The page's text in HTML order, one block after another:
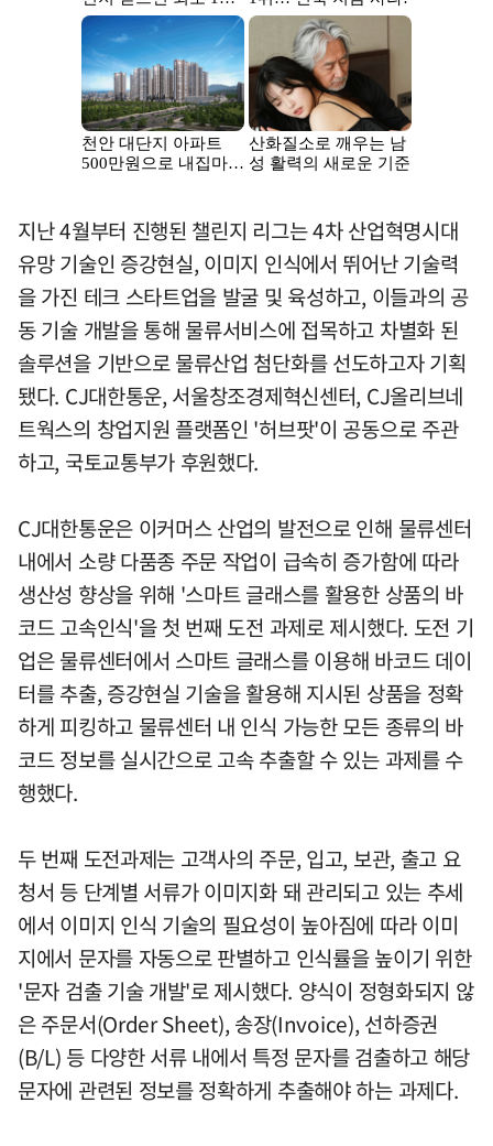
지난 4월부터 진행된 챌린지 리그는 4차 산업혁명시대
유망 기술인 증강현실, 이미지 인식에서 뛰어난 기술력
을 가진 테크 스타트업을 발굴 및 육성하고, 이들과의 공
동 기술 개발을 통해 물류서비스에 접목하고 차별화 된
솔루션을 기반으로 물류산업 첨단화를 선도하고자 기획
됐다. CJ대한통운, 서울창조경제혁신센터, CJ올리브네
트웍스의 창업지원 플랫폼인 '허브팟'이 공동으로 주관
하고, 국토교통부가 후원했다.
CJ대한통운은 이커머스 산업의 발전으로 인해 물류센터
내에서 소량 다품종 주문 작업이 급속히 증가함에 따라
생산성 향상을 위해 '스마트 글래스를 활용한 상품의 바
코드 고속인식'을 첫 번째 도전 과제로 제시했다. 도전 기
업은 물류센터에서 스마트 글래스를 이용해 바코드 데이
터를 추출, 증강현실 기술을 활용해 지시된 상품을 정확
하게 피킹하고 물류센터 내 인식 가능한 모든 종류의 바
코드 정보를 실시간으로 고속 추출할 수 있는 과제를 수
행했다.
두 번째 도전과제는 고객사의 주문, 입고, 보관, 출고 요
청서 등 단계별 서류가 이미지화 돼 관리되고 있는 추세
에서 이미지 인식 기술의 필요성이 높아짐에 따라 이미
지에서 문자를 자동으로 판별하고 인식률을 높이기 위한
'문자 검출 기술 개발'로 제시했다. 양식이 정형화되지 않
은 주문서(Order Sheet), 송장(Invoice), 선하증권
(B/L) 등 다양한 서류 내에서 특정 문자를 검출하고 해당
문자에 관련된 정보를 정확하게 추출해야 하는 과제다.